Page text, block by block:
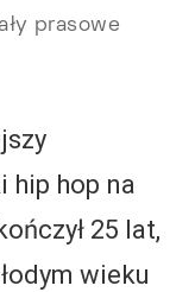
prasowe
hip hop na
25 lat,
wieku